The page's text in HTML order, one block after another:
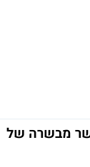
מבשרה של